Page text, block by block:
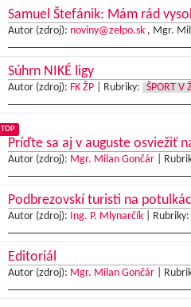
Samuel Štefánik: Mám rád
Autor (zdroj): noviny@zelpo.sk, Mgr.
Súhrn NIKÉ ligy
Autor (zdroj): FK ŽP| Rubriky: ŠPORT V
TOP
Príďte sa aj v auguste osviežiť
Autor (zdroj): Mgr. Milan Gončár|
Podbrezovskí turisti na
Autor (zdroj): Ing. P. Mlynarčík| Rubriky:
Editoriál
Autor (zdroj): Mgr. Milan Gončár|